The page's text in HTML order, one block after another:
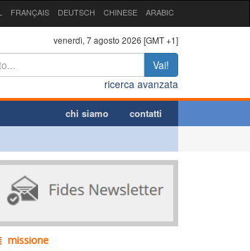
FRANÇAIS DEUTSCH CHINESE ARABIC
venerdì, 7 agosto 2026 [GMT +1]
Vai!
ricerca avanzata
chi siamo contatti
missione